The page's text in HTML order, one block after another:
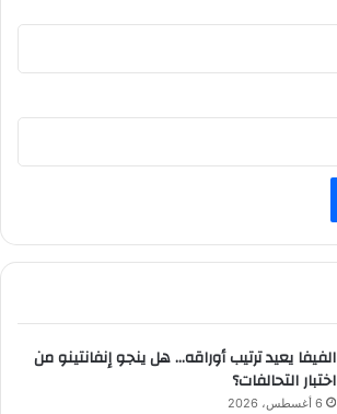
الفيفا يعيد ترتيب أوراقه… هل ينجو إنفانتينو من
اختبار التحالفات؟
6 أغسطس، 2026